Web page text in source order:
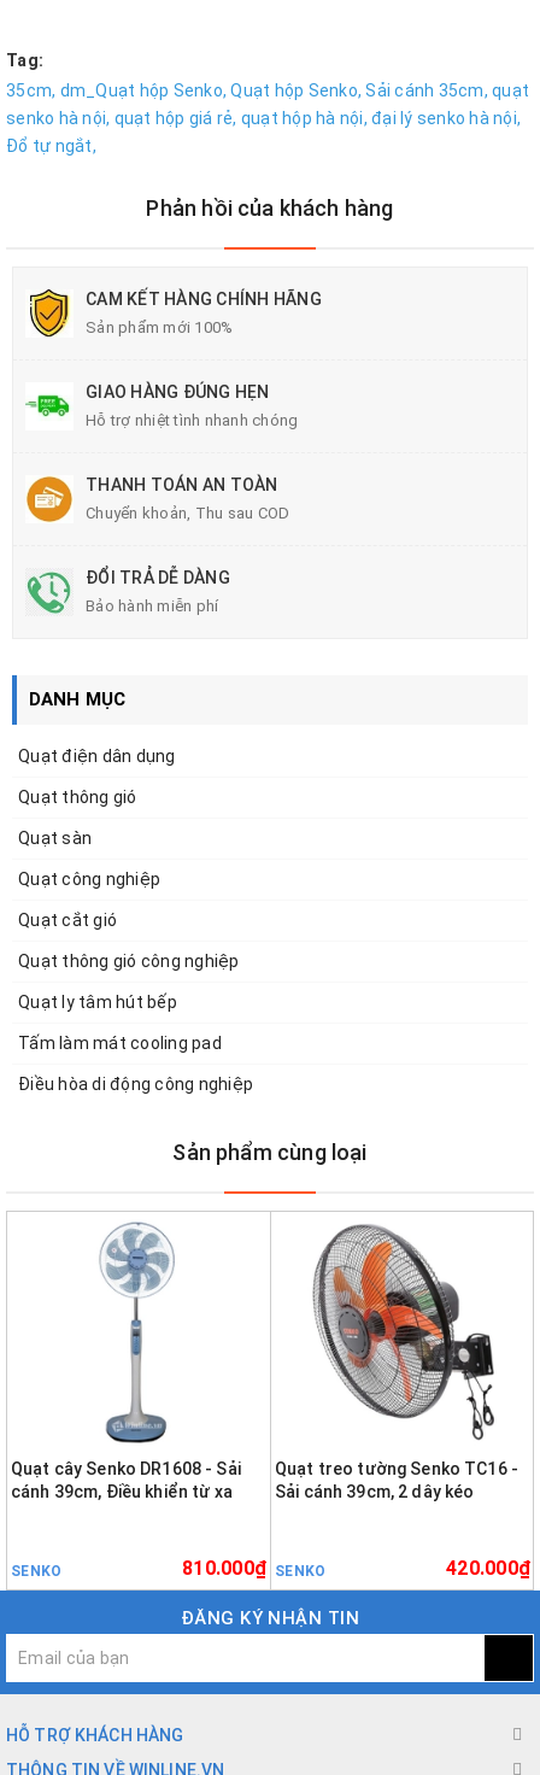
Tag:
35cm, dm_Quạt hộp Senko, Quạt hộp Senko, Sải cánh 35cm, quạt
senko hà nội, quạt hộp giá rẻ, quạt hộp hà nội, đại lý senko hà nội,
Đổ tự ngắt,
Phản hồi của khách hàng
CAM KẾT HÀNG CHÍNH HÃNG
Sản phẩm mới 100%
GIAO HÀNG ĐÚNG HẸN
Hỗ trợ nhiệt tình nhanh chóng
THANH TOÁN AN TOÀN
Chuyển khoản, Thu sau COD
ĐỔI TRẢ DỄ DÀNG
Bảo hành miễn phí
DANH MỤC
Quạt điện dân dụng
Quạt thông gió
Quạt sàn
Quạt công nghiệp
Quạt cắt gió
Quạt thông gió công nghiệp
Quạt ly tâm hút bếp
Tấm làm mát cooling pad
Điều hòa di động công nghiệp
Sản phẩm cùng loại
Quạt cây Senko DR1608 - Sải
cánh 39cm, Điều khiển từ xa
SENKO 810.000₫
Quạt treo tường Senko TC16 -
Sải cánh 39cm, 2 dây kéo
SENKO 420.000₫
ĐĂNG KÝ NHẬN TIN
HỖ TRỢ KHÁCH HÀNG
THÔNG TIN VỀ WINLINE.VN